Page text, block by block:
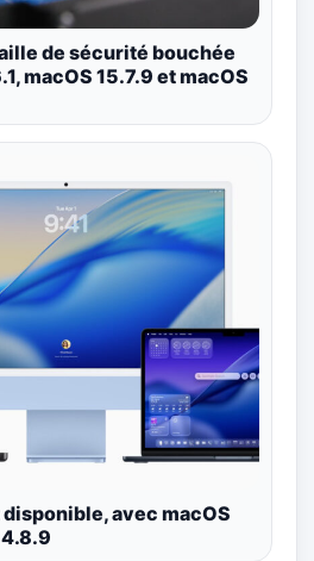
de sécurité bouchée
macOS 15.7.9 et macOS
avec macOS